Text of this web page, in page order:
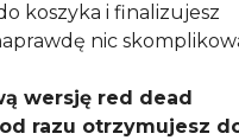
koszyka i finalizujesz
nic
wersję red dead
razu otrzymujesz